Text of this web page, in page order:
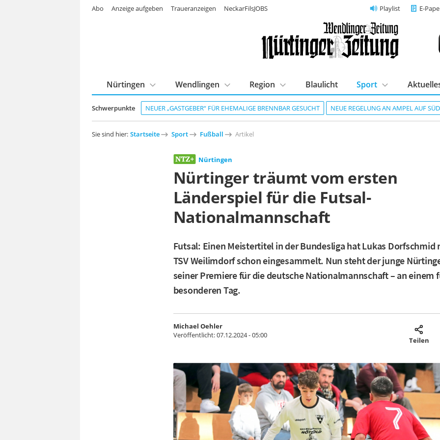
Playlist E-
Schwerpunkte NEUER „GASTGEBER“ FÜR EHEMALIGE BRENNBAR GESUCHT NEUE REGELUNG AN AMPEL AUF
Nürtingen Wendlingen Region Blaulicht Sport
Abo Anzeige aufgeben Traueranzeigen NeckarFilsJOBS
Sie sind hier: Startseite Sport Fußball Artikel
Nürtingen
Nürtinger träumt vom ersten
Länderspiel für die Futsal-
Nationalmannschaft
Futsal: Einen Meistertitel in der Bundesliga hat Lukas Dorfschmid
TSV Weilimdorf schon eingesammelt. Nun steht der junge
seiner Premiere für die deutsche Nationalmannschaft – an einem
besonderen Tag.
Michael Oehler
Veröffentlicht:07.12.2024 - 05:00
Teilen